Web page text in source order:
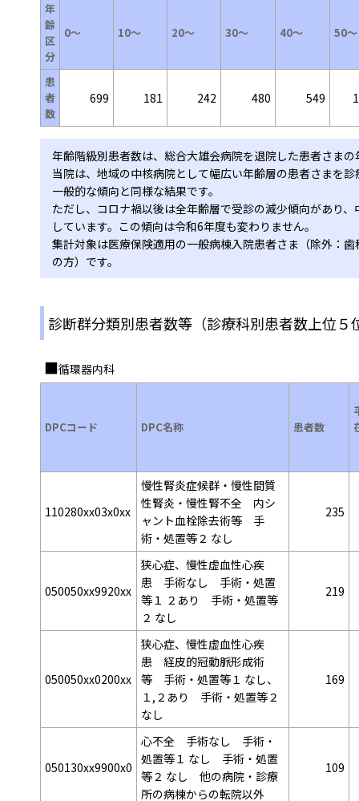
年
齢
区
分
0～ 10～ 20～ 30～ 40～ 50～
患
者
数
699 181 242 480 549
年齢階級別患者数は、総合大雄会病院を退院した患者さま
当院は、地域の中核病院として幅広い年齢層の患者さまを
一般的な傾向と同様な結果です。
ただし、コロナ禍以後は全年齢層で受診の減少傾向があり
しています。この傾向は令和6年度も変わりません。
集計対象は医療保険適用の一般病棟入院患者さま（除外：
の方）です。
診断群分類別患者数等（診療科別患者数上位５
循環器内科
DPCコード DPC名称 患者数
110280xx03x0xx
慢性腎炎症候群・慢性間質
性腎炎・慢性腎不全 内シ
ャント血栓除去術等 手
術・処置等２ なし
235
050050xx9920xx
狭心症、慢性虚血性心疾
患 手術なし 手術・処置
等１ ２あり 手術・処置等
２ なし
219
050050xx0200xx
狭心症、慢性虚血性心疾
患 経皮的冠動脈形成術
等 手術・処置等１ なし、
１,２あり 手術・処置等２
なし
169
050130xx9900x0
心不全 手術なし 手術・
処置等１ なし 手術・処置
等２ なし 他の病院・診療
所の病棟からの転院以外
109